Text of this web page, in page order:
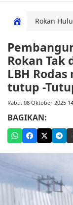
Rokan Hulu
Rokan Tak
LBH
tutup -
Rabu, 08 Oktober 2025
BAGIKAN: